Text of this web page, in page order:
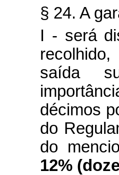
§ 24. A
I - será
recolhido,
saída
décimos
do
do
12%